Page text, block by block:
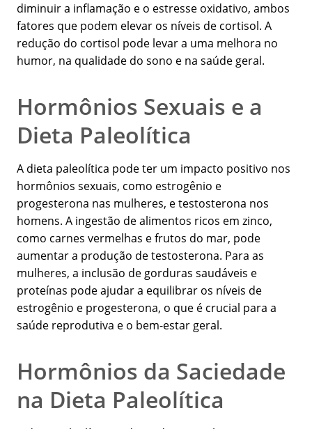
diminuir a inflamação e o estresse oxidativo, ambos
fatores que podem elevar os níveis de cortisol. A
redução do cortisol pode levar a uma melhora no
humor, na qualidade do sono e na saúde geral.
Hormônios Sexuais e a
Dieta Paleolítica
A dieta paleolítica pode ter um impacto positivo nos
hormônios sexuais, como estrogênio e
progesterona nas mulheres, e testosterona nos
homens. A ingestão de alimentos ricos em zinco,
como carnes vermelhas e frutos do mar, pode
aumentar a produção de testosterona. Para as
mulheres, a inclusão de gorduras saudáveis e
proteínas pode ajudar a equilibrar os níveis de
estrogênio e progesterona, o que é crucial para a
saúde reprodutiva e o bem-estar geral.
Hormônios da Saciedade
na Dieta Paleolítica